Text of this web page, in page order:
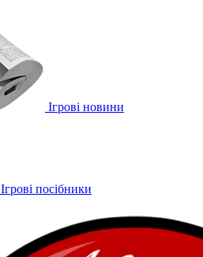
Ігрові новини
Ігрові посібники